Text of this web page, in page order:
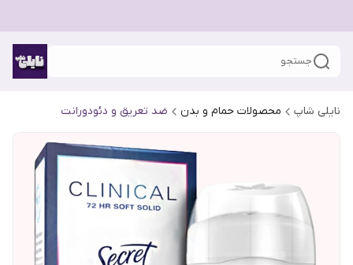
جستجو
نایلی شاپ محصولات حمام و بدن ضد تعریق و دئودورانت